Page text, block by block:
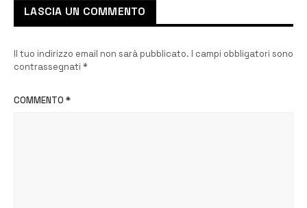
LASCIA UN COMMENTO
Il tuo indirizzo email non sarà pubblicato. I campi obbligatori sono
contrassegnati *
COMMENTO *